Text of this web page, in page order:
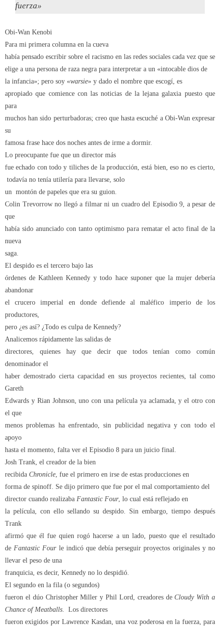
fuerza»
Obi-Wan Kenobi
Para mi primera columna en la cueva
había pensado escribir sobre el racismo en las redes sociales cada vez que se
elige a una persona de raza negra para interpretar a un «intocable dios de
la infancia»; pero soy «warsie» y dado el nombre que escogí, es
apropiado que comience con las noticias de la lejana galaxia puesto que
para
muchos han sido perturbadoras; creo que hasta escuché a Obi-Wan expresar
su
famosa frase hace dos noches antes de irme a dormir.
Lo preocupante fue que un director más
fue echado con todo y tiliches de la producción, está bien, eso no es cierto,
todavía no tenía utilería para llevarse, solo
un montón de papeles que era su guion.
Colin Trevorrow no llegó a filmar ni un cuadro del Episodio 9, a pesar de
que
había sido anunciado con tanto optimismo para rematar el acto final de la
nueva
saga.
El despido es el tercero bajo las
órdenes de Kathleen Kennedy y todo hace suponer que la mujer debería
abandonar
el crucero imperial en donde defiende al maléfico imperio de los
productores,
pero ¿es así? ¿Todo es culpa de Kennedy?
Analicemos rápidamente las salidas de
directores, quienes hay que decir que todos tenían como común
denominador el
haber demostrado cierta capacidad en sus proyectos recientes, tal como
Gareth
Edwards y Rian Johnson, uno con una película ya aclamada, y el otro con
el que
menos problemas ha enfrentado, sin publicidad negativa y con todo el
apoyo
hasta el momento, falta ver el Episodio 8 para un juicio final.
Josh Trank, el creador de la bien
recibida Chronicle , fue el primero en irse de estas producciones en
forma de spinoff. Se dijo primero que fue por el mal comportamiento del
director cuando realizaba Fantastic Four, lo cual está reflejado en
la película, con ello sellando su despido. Sin embargo, tiempo después
Trank
afirmó que él fue quien rogó hacerse a un lado, puesto que el resultado
de Fantastic Fourle indicó que debía perseguir proyectos originales y no
llevar el peso de una
franquicia, es decir, Kennedy no lo despidió.
El segundo en la fila (o segundos)
fueron el dúo Christopher Miller y Phil Lord, creadores deCloudy With a
Chance of Meatballs
Los directores
fueron exigidos por Lawrence Kasdan, una voz poderosa en la fuerza, para